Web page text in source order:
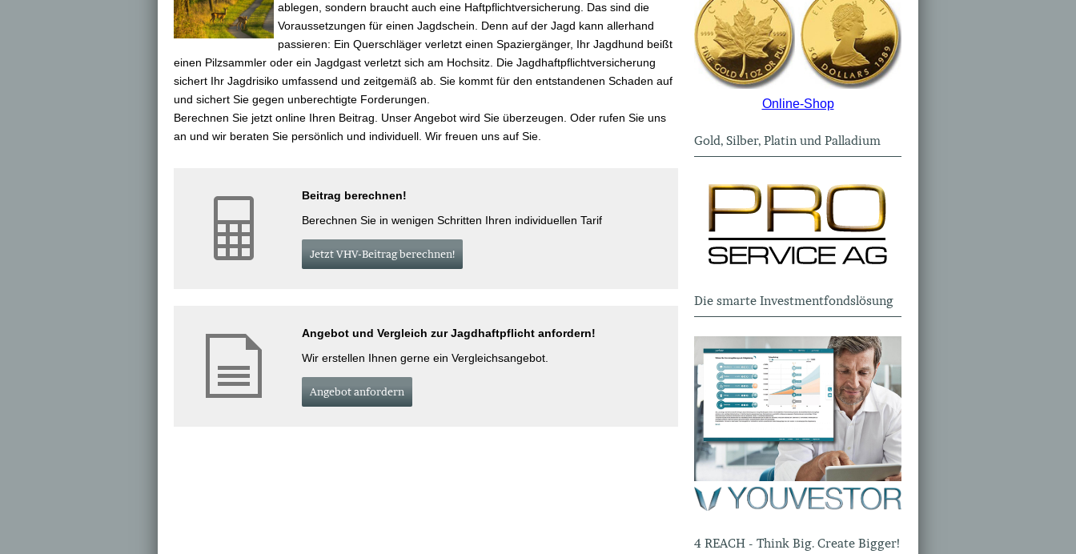
Online-Shop
Gold, Silber, Platin und Palladium
Die smarte Investmentfondslösung
4 REACH - Think Big. Create Bigger!
ablegen, sondern braucht auch eine Haft­pflichtversicherung. Das sind die
Voraussetzungen für einen Jagdschein. Denn auf der Jagd kann allerhand
passieren: Ein Querschläger verletzt einen Spaziergänger, Ihr Jagdhund beißt
einen Pilzsammler oder ein Jagdgast verletzt sich am Hochsitz. Die Jagdhaftpflichtversicherung
sichert Ihr Jagdrisiko umfassend und zeitgemäß ab. Sie kommt für den entstandenen Schaden auf
und sichert Sie gegen unberechtigte Forderungen.
Berechnen Sie jetzt online Ihren Beitrag. Unser Angebot wird Sie überzeugen. Oder rufen Sie uns
an und wir beraten Sie persönlich und individuell. Wir freuen uns auf Sie.
Beitrag berechnen!
Berechnen Sie in wenigen Schritten Ihren individuellen Tarif
Jetzt VHV-Beitrag berechnen!
Angebot und Vergleich zur Jagdhaftpflicht anfordern!
Wir erstellen Ihnen gerne ein Vergleichsangebot.
An­ge­bot an­for­dern